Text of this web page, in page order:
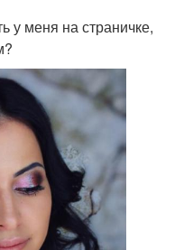
у меня на страничке,